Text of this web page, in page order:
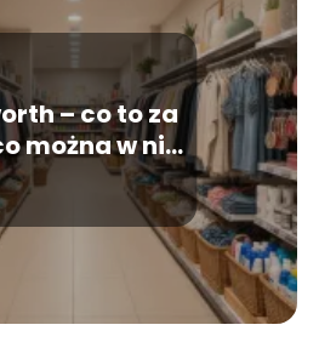
– co to za
można w nim
kupić?